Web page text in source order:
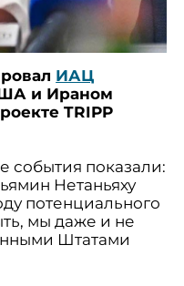
ИАЦ
и Ираном
TRIPP
события показали:
Нетаньяху
потенциального
мы даже и не
Штатами